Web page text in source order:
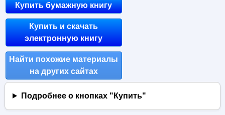
Купить бумажную книгу
Купить и скачать
электронную книгу
Найти похожие материалы
на других сайтах
Подробнее о кнопках "Купить"